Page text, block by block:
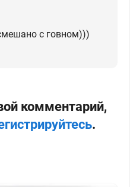
с говном)))
комментарий,
.